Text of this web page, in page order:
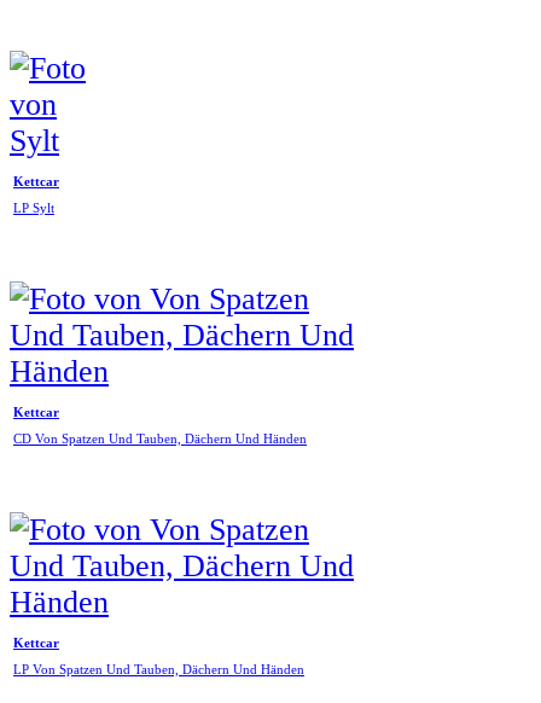
Kettcar
LP Sylt
Kettcar
CD Von Spatzen Und Tauben, Dächern Und Händen
Kettcar
LP Von Spatzen Und Tauben, Dächern Und Händen